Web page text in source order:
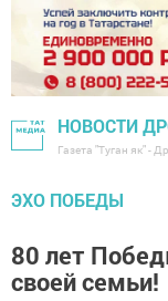
НОВОСТИ
Газета "Туган як" -
ЭХО ПОБЕДЫ
80 лет
своей семьи!